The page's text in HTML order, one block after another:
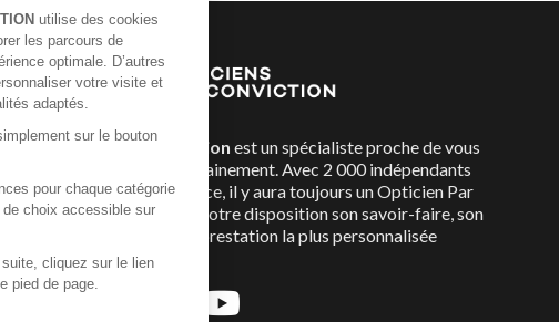
Un Opticien Par Conviction est un spécialiste proche de vous
géographiquement et humainement. Avec 2 000 indépendants
répartis dans toute la France, il y aura toujours un Opticien Par
Conviction pour mettre à votre disposition son savoir-faire, son
expertise et vous offrir la prestation la plus personnalisée
possible.En savoir +